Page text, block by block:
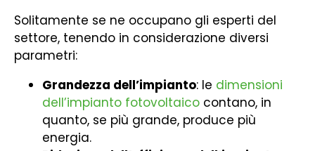
Solitamente se ne occupano gli esperti del
settore, tenendo in considerazione diversi
parametri:
Grandezza dell’impianto: le dimensioni
dell’impianto fotovoltaico contano, in
quanto, se più grande, produce più
energia.